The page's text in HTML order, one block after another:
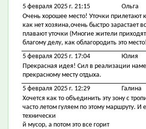
5 февраля 2025 г. 21:15
Ольга
Очень хорошее место! Уточки прилетают
как нет хозяина,очень быстро
плавают уточки (Многие жители
благому делу, как облагородить это место!
5 февраля 2025 г. 17:04
Юлия
Прекрасная идея! Сил в реализации
прекрасному месту отдыха.
5 февраля 2025 г. 12:29
Галина
Хочется как то объединить эту зону с
часто летом гуляем по этому маршруту.
технически
й мусор, а потом это все горит